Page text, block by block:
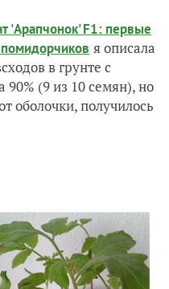
'Арапчонок' F1: первые
я описала
в грунте с
90% (9 из 10 семян), но
оболочки, получилось